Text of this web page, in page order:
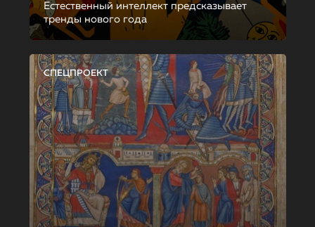
Естественный интеллект предсказывает
тренды нового года
СПЕЦПРОЕКТ